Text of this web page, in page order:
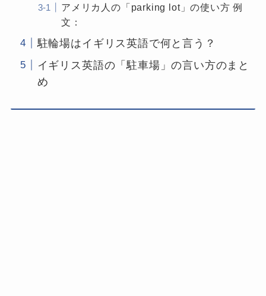
アメリカ人の「parking lot」の使い方 例
文：
駐輪場はイギリス英語で何と言う？
イギリス英語の「駐車場」の言い方のまと
め